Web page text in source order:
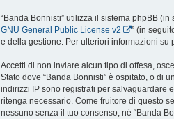
“Banda Bonnisti” utilizza il sistema phpBB (in
GNU General Public License v2
” (in
e della gestione. Per ulteriori informazioni su
Accetti di non inviare alcun tipo di offesa,
Stato dove “Banda Bonnisti” è ospitato, o di
indirizzi IP sono registrati per salvaguardare
ritenga necessario. Come fruitore di questo
nessuno senza il tuo consenso, né “Banda